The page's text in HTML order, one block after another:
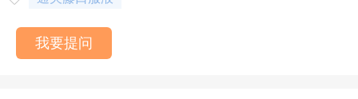
我要提问